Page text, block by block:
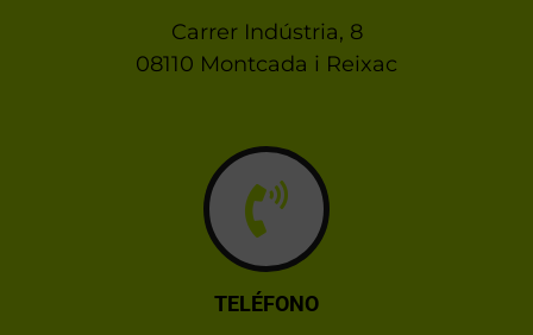
Carrer Indústria, 8
08110 Montcada i Reixac
TELÉFONO